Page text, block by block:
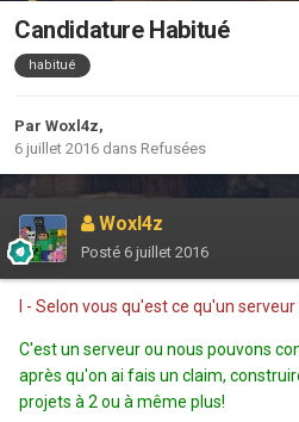
Candidature Habitué
habitué
Par Woxl4z,
6 juillet 2016 dans Refusées
Woxl4z
Posté 6 juillet 2016
I - Selon vous qu'est ce qu'un
C'est un serveur ou nous pouvons
après qu'on ai fais un claim,
projets à 2 ou à même plus!